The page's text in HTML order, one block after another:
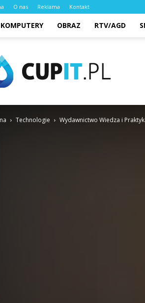
O nas Reklama Kontakt
KOMPUTERY OBRAZ RTV/AGD
Technologie Wydawnictwo Wiedza i